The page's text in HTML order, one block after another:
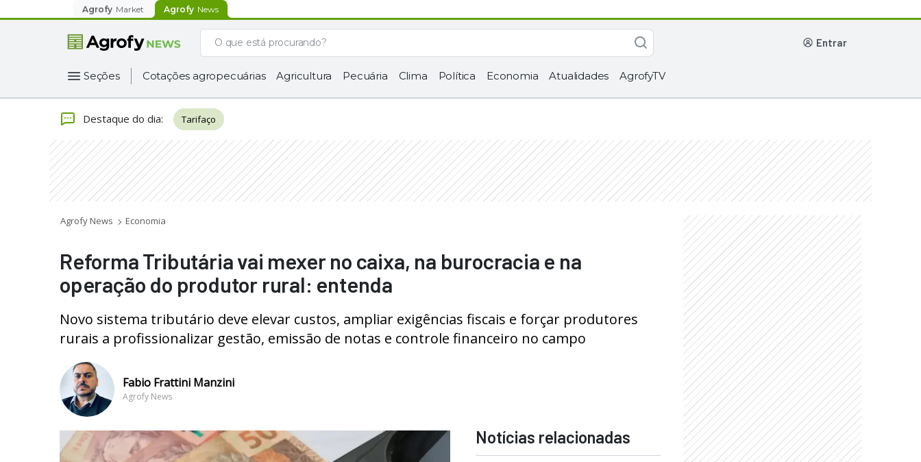
Agrofy Market Agrofy News
entrar
Seções Cotações agropecuárias Agricultura Pecuária Clima Política Economia Atualidades AgrofyTV
Destaque do dia: Tarifaço
Agrofy News Economia
Reforma Tributária vai mexer no caixa, na burocracia e na
operação do produtor rural: entenda
Novo sistema tributário deve elevar custos, ampliar exigências fiscais e forçar produtores
rurais a profissionalizar gestão, emissão de notas e controle financeiro no campo
Fabio Frattini Manzini
Agrofy News
Notícias relacionadas